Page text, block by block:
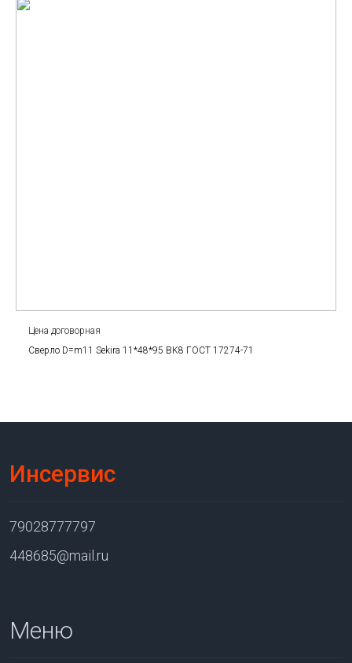
Цена договорная
Сверло D=m11 Sekira 11*48*95 BK8 ГОСТ 17274-71
Инсервис
79028777797
448685@mail.ru
Меню